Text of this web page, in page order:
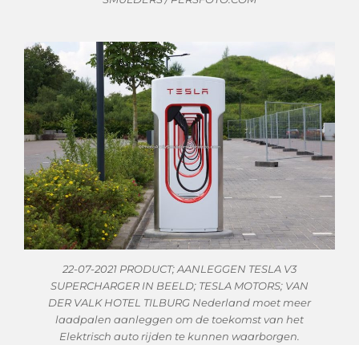
22-07-2021 PRODUCT; AANLEGGEN TESLA V3
SUPERCHARGER IN BEELD; TESLA MOTORS; VAN
DER VALK HOTEL TILBURG Nederland moet meer
laadpalen aanleggen om de toekomst van het
Elektrisch auto rijden te kunnen waarborgen.